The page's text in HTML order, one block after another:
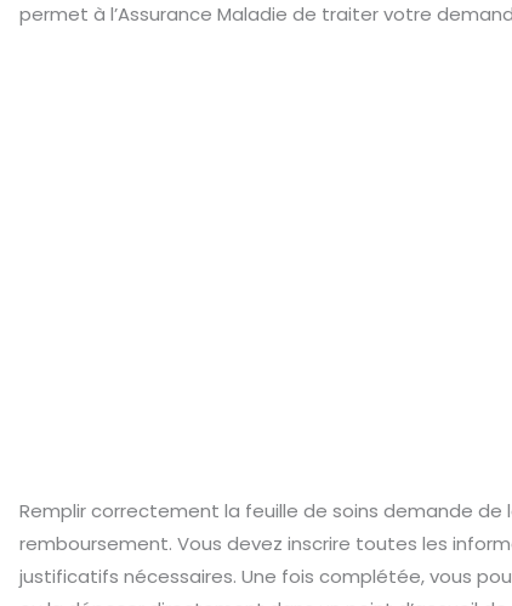
permet à l’Assurance Maladie de traiter votre
Remplir correctement la feuille de soins demande de
remboursement. Vous devez inscrire toutes les
justificatifs nécessaires. Une fois complétée, vous